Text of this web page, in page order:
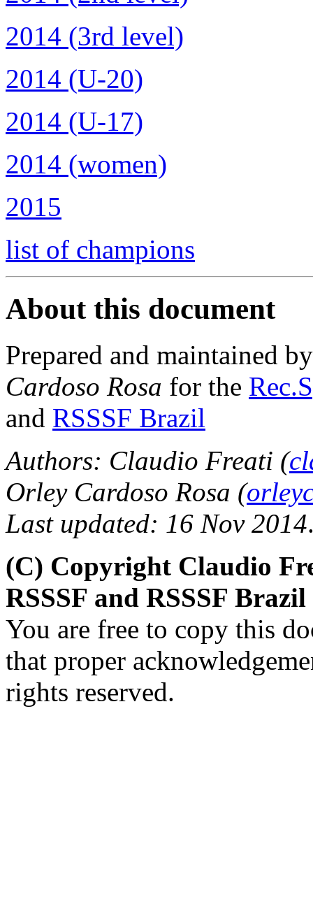
2014 (3rd level)
2014 (U-20)
2014 (U-17)
2014 (women)
2015
list of champions
About this document
Prepared and maintained
Cardoso Rosa for the
and RSSSF Brazil
Authors: Claudio Freati (
Orley Cardoso Rosa (
Last updated: 16 Nov 2014
(C) Copyright Claudio
RSSSF and RSSSF Brazil
You are free to copy this
that proper
rights reserved.